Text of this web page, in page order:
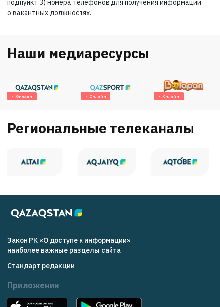
подпункт 3) номера телефонов для получения информации
о вакантных должностях.
Наши медиаресурсы
Региональные телеканалы
Закон РК «О доступе к информации»
наиболее важные разделы сайта
Стандарт редакции
Приложении